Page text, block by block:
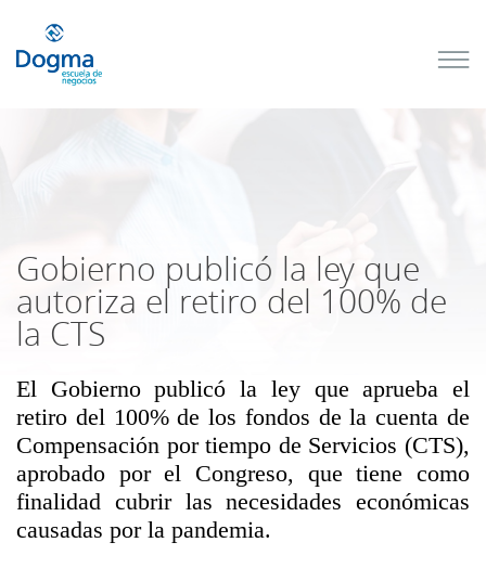
Gobierno publicó la ley que
autoriza el retiro del 100% de
la CTS
El Gobierno publicó la ley que aprueba el
retiro del 100% de los fondos de la cuenta de
Compensación por tiempo de Servicios (CTS),
aprobado por el Congreso, que tiene como
finalidad cubrir las necesidades económicas
causadas por la pandemia.
próximos